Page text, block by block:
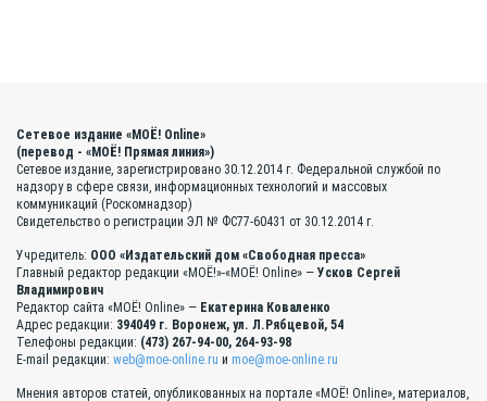
Сетевое издание «МОЁ! Online»
(перевод - «МОЁ! Прямая линия»)
Сетевое издание, зарегистрировано 30.12.2014 г. Федеральной службой по
надзору в сфере связи, информационных технологий и массовых
коммуникаций (Роскомнадзор)
Свидетельство о регистрации ЭЛ № ФС77-60431 от 30.12.2014 г.
Учредитель: ООО «Издательский дом «Свободная пресса»
Главный редактор редакции «МОЁ!»-«МОЁ! Online» — Усков Сергей
Владимирович
Редактор сайта «МОЁ! Online» — Екатерина Коваленко
Адрес редакции: 394049 г. Воронеж, ул. Л.Рябцевой, 54
Телефоны редакции: (473) 267-94-00, 264-93-98
E-mail редакции: web@moe-online.ru и moe@moe-online.ru
Мнения авторов статей, опубликованных на портале «МОЁ! Online», материалов,